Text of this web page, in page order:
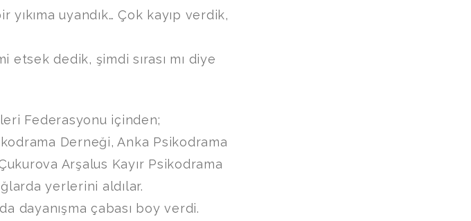
yıkıma uyandık… Çok kayıp verdik,
etsek dedik, şimdi sırası mı diye
Federasyonu içinden;
Derneği, Anka Psikodrama
Arşalus Kayır Psikodrama
yerlerini aldılar.
dayanışma çabası boy verdi.